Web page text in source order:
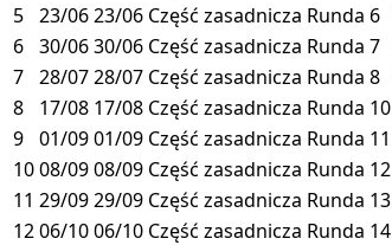
5 23/0623/06 Część zasadnicza Runda 6
6 30/0630/06 Część zasadnicza Runda 7
7 28/0728/07 Część zasadnicza Runda 8
8
17/08 17/08 Część zasadnicza Runda 10
9 01/0901/09 Część zasadnicza Runda 11
1008/0908/09 Część zasadnicza Runda 12
11 29/0929/09 Część zasadnicza Runda 13
1206/1006/10 Część zasadnicza Runda 14